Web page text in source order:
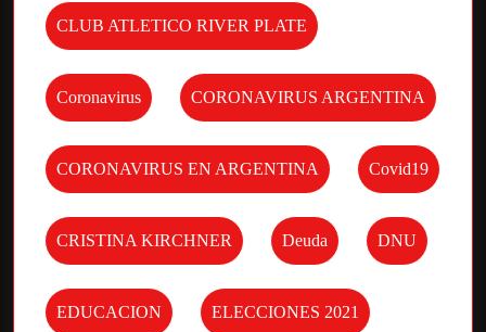
CLUB ATLETICO RIVER PLATE
Coronavirus CORONAVIRUS ARGENTINA
CORONAVIRUS EN ARGENTINA Covid19
CRISTINA KIRCHNER Deuda DNU
EDUCACION ELECCIONES 2021